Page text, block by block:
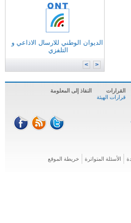
تكنولوجيات الاتصال
الديوان الوطني للارسال الاذاعي و
التلفزي
القرارات
قرارات الهيئة
النفاذ إلى المعلومة
الأسئلة المتواترة
خريطة الموقع